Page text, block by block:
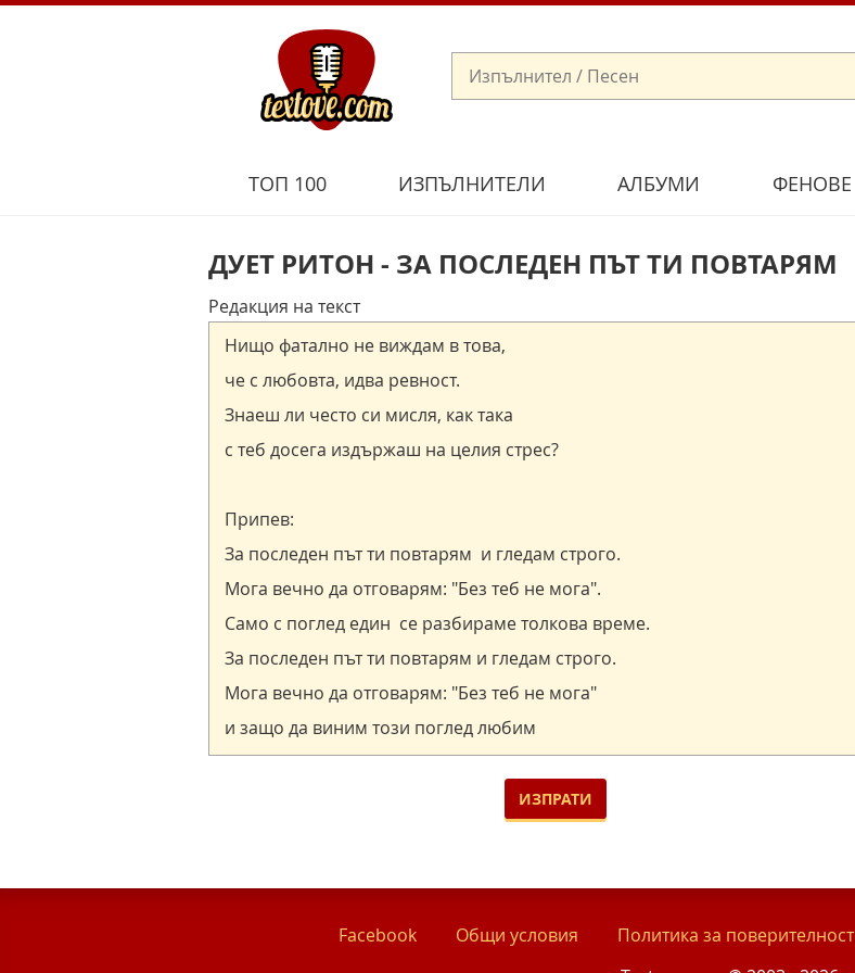
ТОП 100 ИЗПЪЛНИТЕЛИ АЛБУМИ ФЕНОВЕ
ДУЕТ РИТОН - ЗА ПОСЛЕДЕН ПЪТ ТИ ПОВТАРЯМ
Редакция на текст
Facebook Общи условия Политика за поверителност